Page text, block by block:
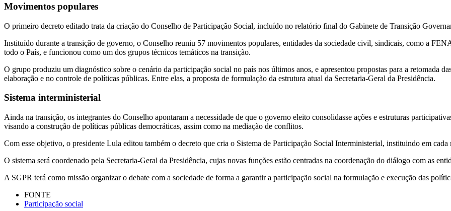
Movimentos populares
O primeiro decreto editado trata da criação do Conselho de Participação Social, incluído no relatório final do Gabinete de Transição
Instituído durante a transição de governo, o Conselho reuniu 57 movimentos populares, entidades da sociedade civil, sindicais, como a
todo o País, e funcionou como um dos grupos técnicos temáticos na transição.
O grupo produziu um diagnóstico sobre o cenário da participação social no país nos últimos anos, e apresentou propostas para a retomada
elaboração e no controle de políticas públicas. Entre elas, a proposta de formulação da estrutura atual da Secretaria-Geral da Presidência.
Sistema interministerial
Ainda na transição, os integrantes do Conselho apontaram a necessidade de que o governo eleito consolidasse ações e estruturas
visando a construção de políticas públicas democráticas, assim como na mediação de conflitos.
Com esse objetivo, o presidente Lula editou também o decreto que cria o Sistema de Participação Social Interministerial, instituindo em
O sistema será coordenado pela Secretaria-Geral da Presidência, cujas novas funções estão centradas na coordenação do diálogo com as
A SGPR terá como missão organizar o debate com a sociedade de forma a garantir a participação social na formulação e execução das
FONTE
Participação social